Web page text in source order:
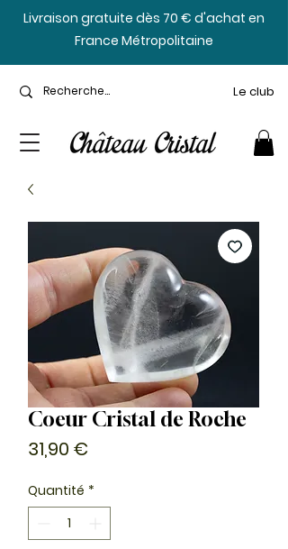
​Livraison gratuite dès 70 € d'achat en
France Métropolitaine
Le club
Coeur Cristal de Roche
31,90 €
Quantité *